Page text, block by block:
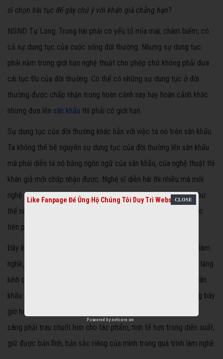
sĩ chọn hài tục để gây chú ý với khán giả chẳng hạn?
NSND Tự Long: Trong hài phải có yếu tố mỉa mai, châm biếm, có
cả sự dung tục của cuộc sống đời thường. Nhưng sự dung tục
phải nằm trong giới hạn nghệ thuật cho phép chứ không phải đưa
cái tục tĩu của đời thường. Có thể có những sự dung tục ở đời
thường được chấp nhận trong hoàn cảnh này hay hoàn cảnh khác
nhưng đưa lên sân khấu thì phải có giới hạn.
Sự dung tục của đời thường khác hẳn với việc tả nó trên sân khấu.
Ta không thể bê nguyên sự dung tục của đời thường lên sân khấu
mà phải diễn tả nó bằng ngôn ngữ của sân khấu, của nghệ thuật thì
khán giả mới chấp nhận được. Nghệ sĩ diễn hài thì nhiều mà mỗi
nghệ sĩ đều có khán giả riêng của mình. Dù diễn gì, sáng tạo như
thế nào, mình cũng phải xác định, nghệ sĩ làm nghệ thuật, trước
tiên phải có văn hóa.
Đây không phải là văn hóa ứng xử mà là văn hóa được học để làm
nghề, để nhìn nhận vấn đề trong cuộc sống, xử lý vấn đề bằng lăng
kính của mình, bằng kiến thức của mình để khi chuyển tải lên sân
khấu người xem cảm thấy đúng là xem nghệ thuật. Công chúng bây
giờ họ tinh lắm. Họ lại có rất nhiều sự lựa chọn. Vì vậy, nghệ sĩ
càng phải trau chuốt hơn cho tác phẩm, tinh tế hơn trong diễn xuất,
giữ được bản lĩnh, bản sắc riêng của mình trong quá trình làm nghề.
Like Fanpage Để Ủng Hộ Chúng Tôi Duy Trì Website
Powered bynetcore.vn